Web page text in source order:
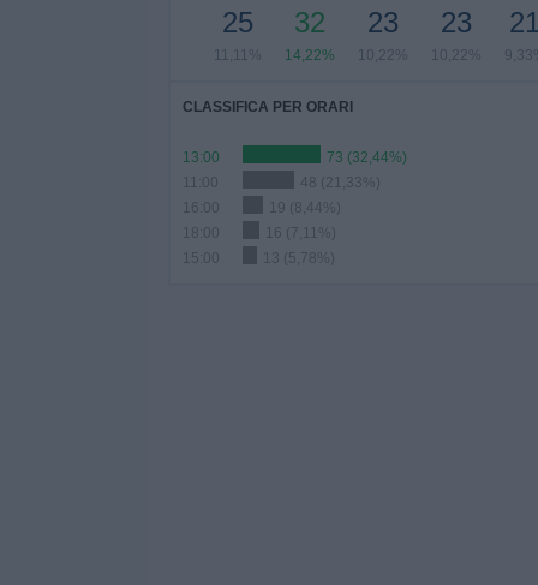
25
11,11%
32
14,22%
23
10,22%
23
10,22%
21
CLASSIFICA PER ORARI
13:00
73 (32,44%)
48 (21,33%)
16:00
19 (8,44%)
18:00
16 (7,11%)
15:00
13 (5,78%)